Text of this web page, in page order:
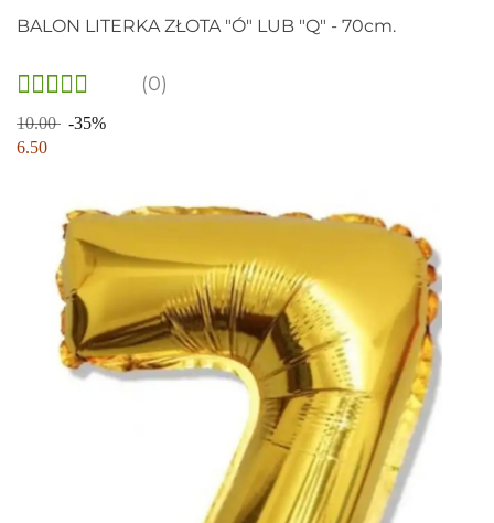
BALON LITERKA ZŁOTA "Ó" LUB "Q" - 70cm.
(0)
10.00
-35%
6.50